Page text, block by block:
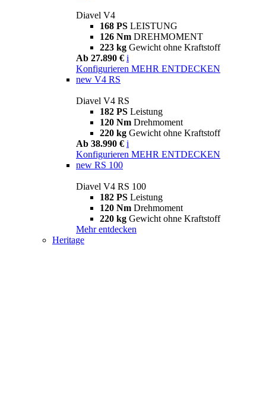
Diavel V4
168 PS LEISTUNG
126 Nm DREHMOMENT
223 kg Gewicht ohne Kraftstoff
Ab 27.890 € i
Konfigurieren MEHR ENTDECKEN
new V4 RS
Diavel V4 RS
182 PS Leistung
120 Nm Drehmoment
220 kg Gewicht ohne Kraftstoff
Ab 38.990 € i
Konfigurieren MEHR ENTDECKEN
new RS 100
Diavel V4 RS 100
182 PS Leistung
120 Nm Drehmoment
220 kg Gewicht ohne Kraftstoff
Mehr entdecken
Heritage